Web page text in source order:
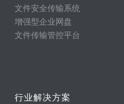
文件安全传输系统
增强型企业网盘
文件传输管控平台
行业解决方案